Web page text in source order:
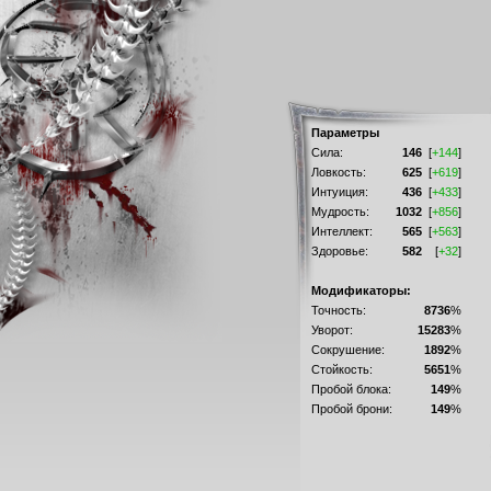
Параметры
Сила:
146 [+144]
Ловкость:
625 [+619]
Интуиция:
436 [+433]
Мудрость:
1032 [+856]
Интеллект:
565 [+563]
Здоровье:
582 [+32]
Модификаторы:
Точность:
8736%
Уворот:
15283%
Сокрушение:
1892%
Стойкость:
5651%
Пробой блока:
149%
Пробой брони:
149%